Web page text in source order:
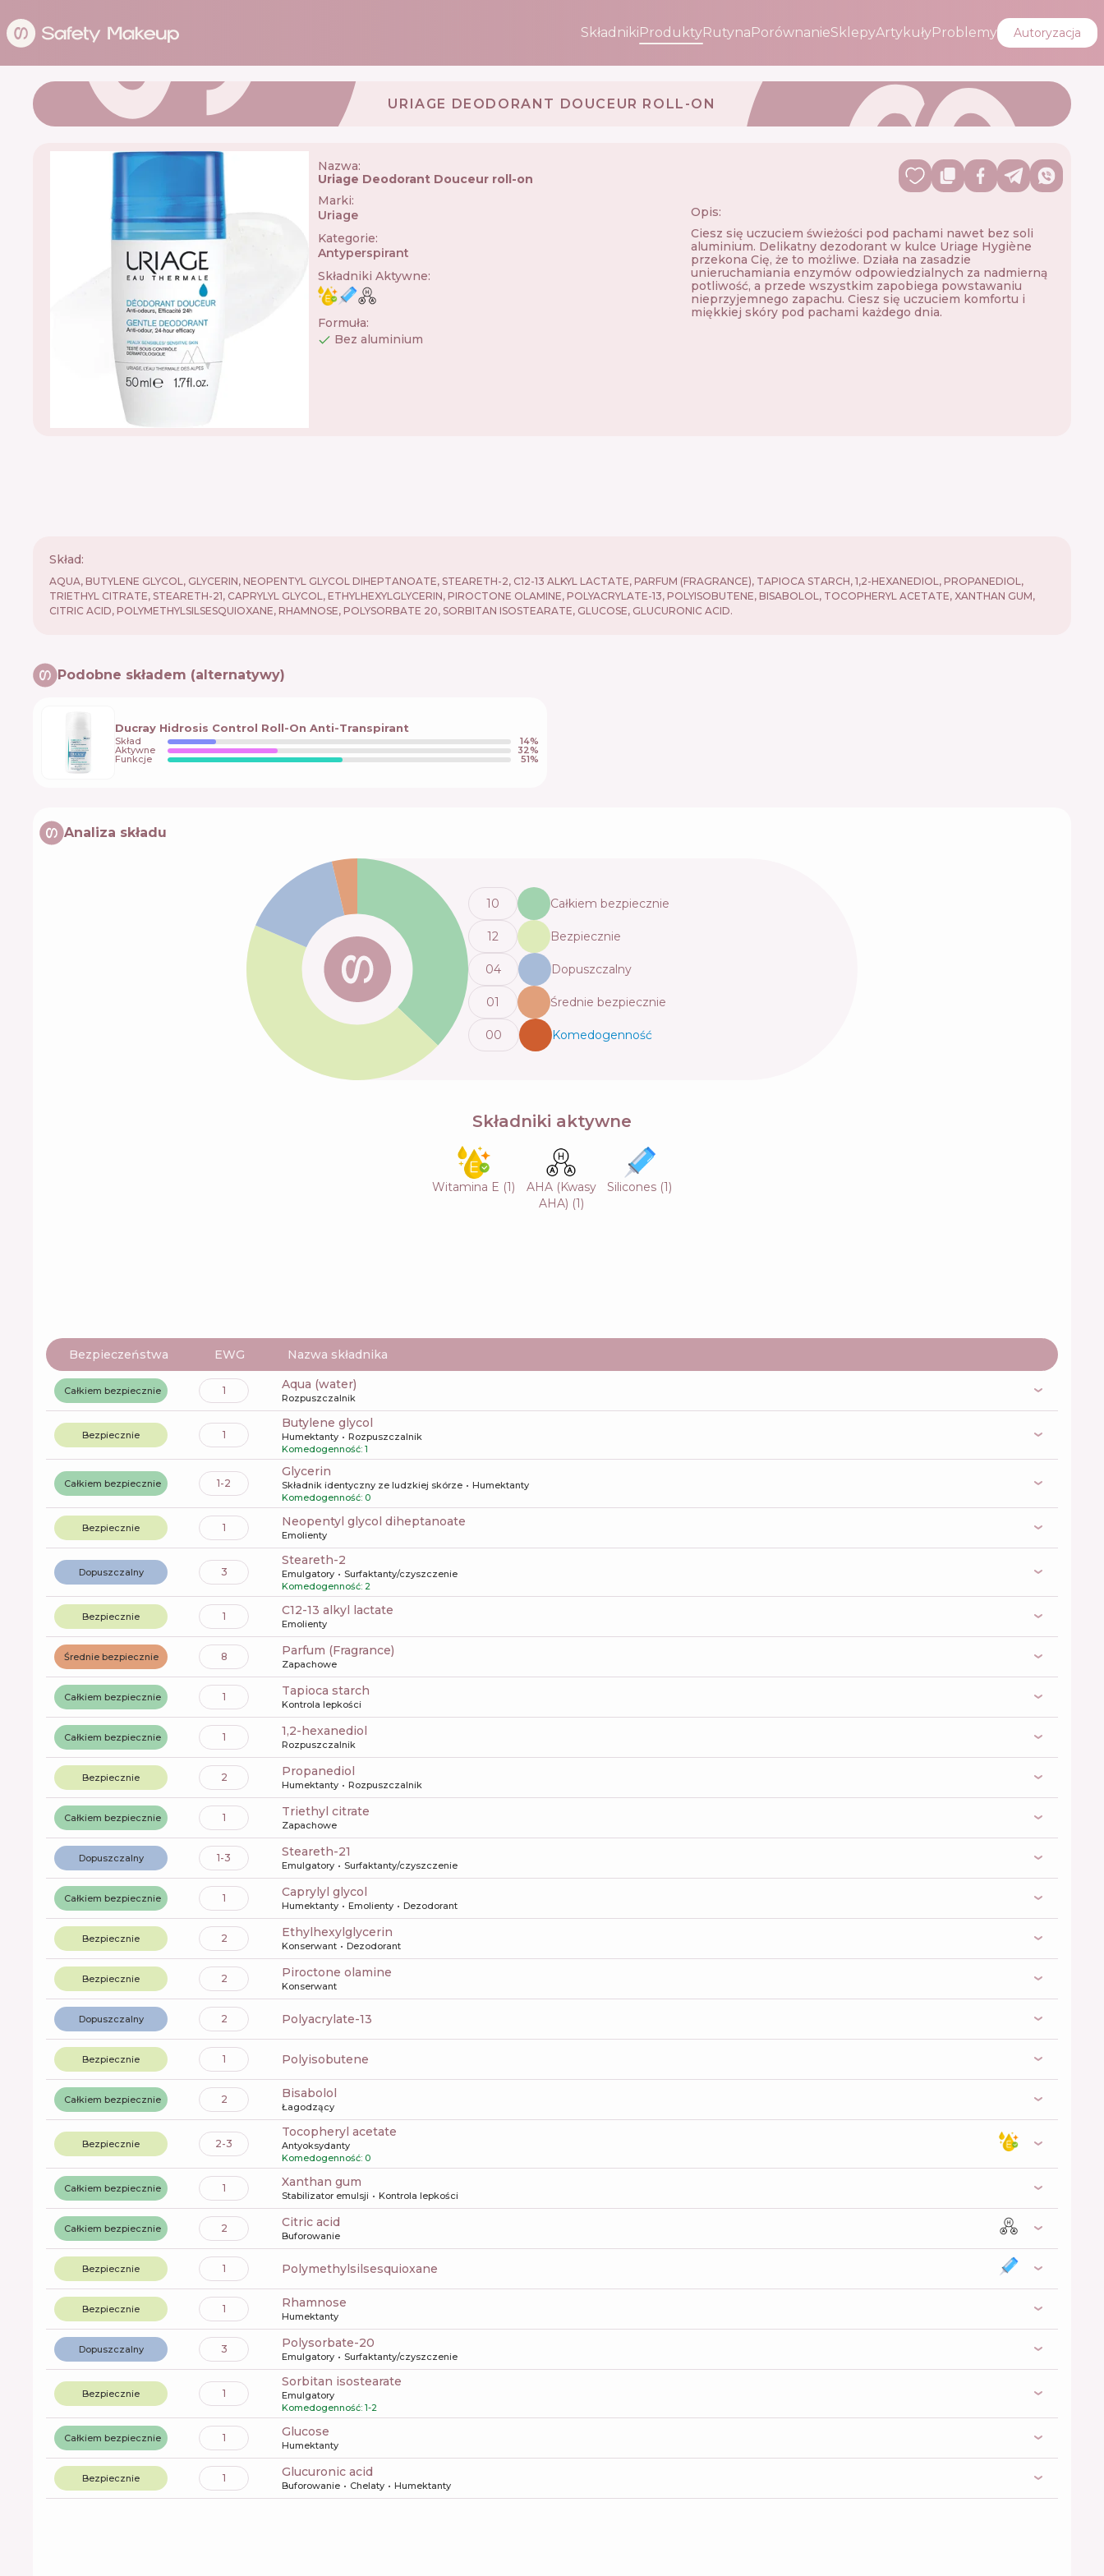
SkładnikiProduktyRutynaPorównanieSklepyArtykułyProblemy Autoryzacja
URIAGE DEODORANT DOUCEUR ROLL-ON
Nazwa:
Uriage Deodorant Douceur roll-on
Marki:
Uriage
Kategorie:
Antyperspirant
Składniki Aktywne:
Formuła:
Bez aluminium
Opis:
Ciesz się uczuciem świeżości pod pachami nawet bez soli
aluminium. Delikatny dezodorant w kulce Uriage Hygiène
przekona Cię, że to możliwe. Działa na zasadzie
unieruchamiania enzymów odpowiedzialnych za nadmierną
potliwość, a przede wszystkim zapobiega powstawaniu
nieprzyjemnego zapachu. Ciesz się uczuciem komfortu i
miękkiej skóry pod pachami każdego dnia.
Skład:
AQUA, BUTYLENE GLYCOL, GLYCERIN, NEOPENTYL GLYCOL DIHEPTANOATE, STEARETH-2, C12-13 ALKYL LACTATE, PARFUM (FRAGRANCE), TAPIOCA STARCH, 1,2-HEXANEDIOL, PROPANEDIOL,
TRIETHYL CITRATE, STEARETH-21, CAPRYLYL GLYCOL, ETHYLHEXYLGLYCERIN, PIROCTONE OLAMINE, POLYACRYLATE-13, POLYISOBUTENE, BISABOLOL, TOCOPHERYL ACETATE, XANTHAN GUM,
CITRIC ACID, POLYMETHYLSILSESQUIOXANE, RHAMNOSE, POLYSORBATE 20, SORBITAN ISOSTEARATE, GLUCOSE, GLUCURONIC ACID.
Podobne składem (alternatywy)
Ducray Hidrosis Control Roll-On Anti-Transpirant
Skład 14%
Aktywne 32%
Funkcje 51%
Analiza składu
10 Całkiem bezpiecznie
12 Bezpiecznie
04 Dopuszczalny
01 Średnie bezpiecznie
00 Komedogenność
Składniki aktywne
Witamina E (1)
AHA (Kwasy
AHA) (1)
Silicones (1)
Bezpieczeństwa EWG Nazwa składnika
Całkiem bezpiecznie 1 aqua (water)
Rozpuszczalnik
Bezpiecznie 1
butylene glycol
Humektanty
Rozpuszczalnik
Komedogenność: 1
Całkiem bezpiecznie 1-2
glycerin
Składnik identyczny ze ludzkiej skórze
Humektanty
Komedogenność: 0
Bezpiecznie 1 neopentyl glycol diheptanoate
Emolienty
Dopuszczalny 3
steareth-2
Emulgatory
Surfaktanty/czyszczenie
Komedogenność: 2
Bezpiecznie 1 c12-13 alkyl lactate
Emolienty
Średnie bezpiecznie 8 Parfum (Fragrance)
Zapachowe
Całkiem bezpiecznie 1 tapioca starch
Kontrola lepkości
Całkiem bezpiecznie 1 1,2-hexanediol
Rozpuszczalnik
Bezpiecznie 2 propanediol
Humektanty Rozpuszczalnik
Całkiem bezpiecznie 1 triethyl citrate
Zapachowe
Dopuszczalny 1-3 steareth-21
Emulgatory Surfaktanty/czyszczenie
Całkiem bezpiecznie 1 caprylyl glycol
Humektanty Emolienty Dezodorant
Bezpiecznie 2 ethylhexylglycerin
Konserwant Dezodorant
Bezpiecznie 2 piroctone olamine
Konserwant
Dopuszczalny 2 polyacrylate-13
Bezpiecznie 1 polyisobutene
Całkiem bezpiecznie 2 bisabolol
Łagodzący
Bezpiecznie 2-3
tocopheryl acetate
Antyoksydanty
Komedogenność: 0
Całkiem bezpiecznie 1 xanthan gum
Stabilizator emulsji Kontrola lepkości
Całkiem bezpiecznie 2 citric acid
Buforowanie
Bezpiecznie 1 polymethylsilsesquioxane
Bezpiecznie 1 rhamnose
Humektanty
Dopuszczalny 3 polysorbate-20
Emulgatory Surfaktanty/czyszczenie
Bezpiecznie 1
sorbitan isostearate
Emulgatory
Komedogenność: 1-2
Całkiem bezpiecznie 1 glucose
Humektanty
Bezpiecznie 1 glucuronic acid
Buforowanie Chelaty Humektanty